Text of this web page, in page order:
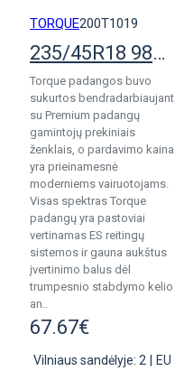
TORQUE200T1019
235/45R18 98W Torque TQ901 padanga
Torque padangos buvo
sukurtos bendradarbiaujant
su Premium padangų
gamintojų prekiniais
ženklais, o pardavimo kaina
yra prieinamesnė
moderniems vairuotojams.
Visas spektras Torque
padangų yra pastoviai
vertinamas ES reitingų
sistemos ir gauna aukštus
įvertinimo balus dėl
trumpesnio stabdymo kelio
an..
67.67€
Vilniaus sandėlyje: 2
EU